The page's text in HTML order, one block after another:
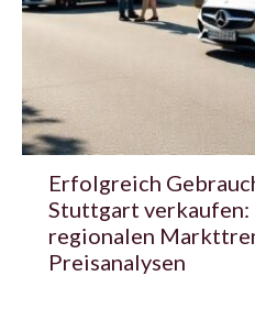
Erfolgreich
Stuttgart verkaufen:
regionalen
Preisanalysen